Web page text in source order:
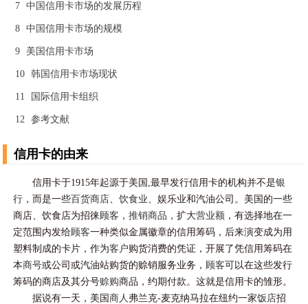
7 中国信用卡市场的发展历程
8 中国信用卡市场的规模
9 美国信用卡市场
10 韩国信用卡市场现状
11 国际信用卡组织
12 参考文献
信用卡的由来
信用卡于1915年起源于美国,最早发行信用卡的机构并不是银
行 ，而是一些百货商店、饮食业、娱乐业和汽油公司。美国的一些
商店、饮食店为招徕顾客 ，推销商品 ，扩大营业额 ，有选择地在一
定范围内发给顾客一种类似金属徽章的信用筹码，后来演变成为用
塑料制成的卡片，作为客户购货消费的凭证，开展了凭信用筹码在
本商号或公司或汽油站购货的赊销服务业务， 顾客可以在这些发行
筹码的商店及其分号赊购商品，约期付款。这就是信用卡的雏形。
据说有一天，美国商人 弗兰克-麦克纳马拉在纽约一家饭店招